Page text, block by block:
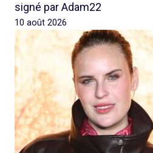
signé par Adam22
10 août 2026